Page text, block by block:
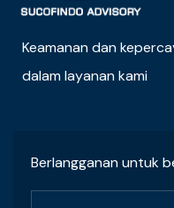
Keamanan dan
dalam layanan kami
Berlangganan untuk